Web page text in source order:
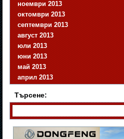
ноември 2013
октомври 2013
септември 2013
август 2013
юли 2013
юни 2013
май 2013
април 2013
Търсене: